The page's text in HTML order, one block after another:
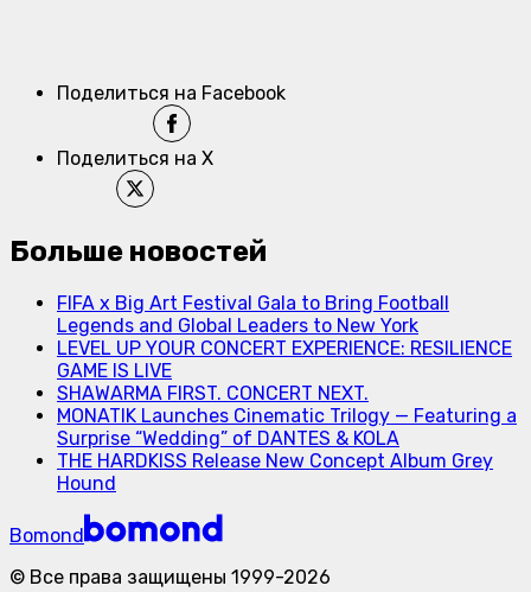
Поделиться на Facebook
Поделиться на X
Больше новостей
FIFA x Big Art Festival Gala to Bring Football
Legends and Global Leaders to New York
LEVEL UP YOUR CONCERT EXPERIENCE: RESILIENCE
GAME IS LIVE
SHAWARMA FIRST. CONCERT NEXT.
MONATIK Launches Cinematic Trilogy — Featuring a
Surprise “Wedding” of DANTES & KOLA
THE HARDKISS Release New Concept Album Grey
Hound
Bomond
© Все права защищены 1999-2026